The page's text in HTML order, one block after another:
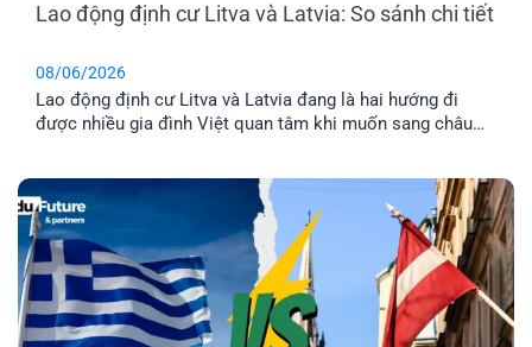
Lao động định cư Litva và Latvia: So sánh chi tiết
08/06/2026
Lao động định cư Litva và Latvia đang là hai hướng đi
được nhiều gia đình Việt quan tâm khi muốn sang châu
lương, chi phí sinh hoạt, môi trường sống [...]